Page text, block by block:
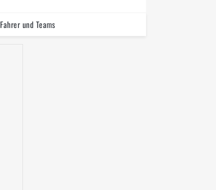
Fahrer und Teams